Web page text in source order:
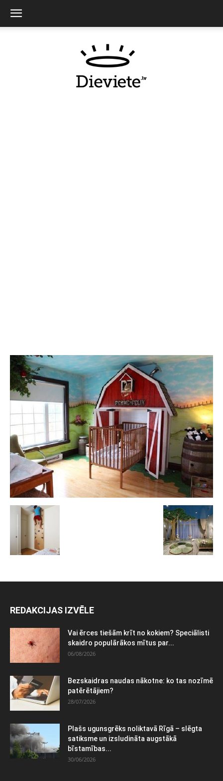
REDAKCIJAS IZVĒLE
Vai ērces tiešām krīt no kokiem? Speciālisti
skaidro populārākos mītus par...
06/08/2026
Bezskaidras naudas nākotne: ko tas nozīmē
patērētājiem?
28/07/2026
Plašs ugunsgrēks noliktavā Rīgā – slēgta
satiksme un izsludināta augstākā
bīstamības...
30/06/2026